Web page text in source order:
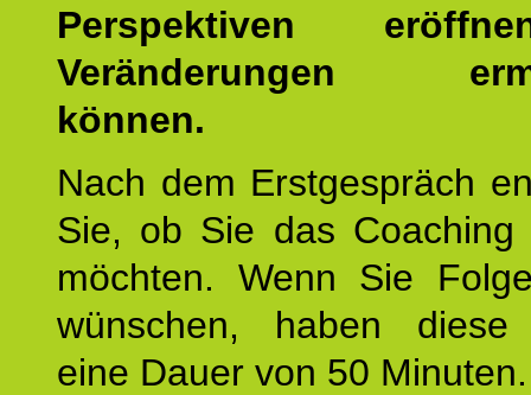
Perspektiven
Veränderungen
können.
Nach dem Erstgespräch
Sie, ob Sie das Coaching
möchten. Wenn Sie
wünschen, haben diese
eine Dauer von 50 Minuten.